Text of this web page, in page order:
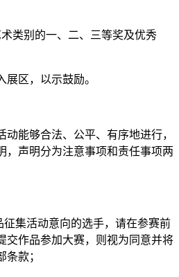
类别的一、二、三等奖及优秀
区，以示鼓励。
能够合法、公平、有序地进行，
，声明分为注意事项和责任事项两
集活动意向的选手，请在参赛前
交作品参加大赛，则视为同意并将
款；